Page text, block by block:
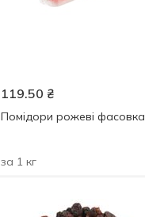
119.50 ₴
Помідори рожеві фасовка
за 1 кг